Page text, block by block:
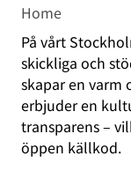
Breadcrumb
Home
På vårt
skickliga och
skapar en varm
erbjuder en
transparens –
öppen källkod.